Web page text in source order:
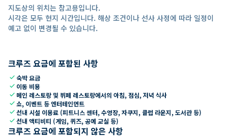
지도상의 위치는 참고용입니다.
시각은 모두 현지 시간입니다. 해상 조건이나 선사 사정에 따라 일정이
예고 없이 변경될 수 있습니다.
크루즈 요금에 포함된 사항
check숙박 요금
check 이동 비용
check 메인 레스토랑 및 뷔페 레스토랑에서의 아침, 점심, 저녁 식사
check쇼, 이벤트 등 엔터테인먼트
check선내 시설 이용료 (피트니스 센터, 수영장, 자쿠지, 클럽 라운지, 도서관 등)
check선내 액티비티 (게임, 퀴즈, 공예 교실 등)
크루즈 요금에 포함되지 않은 사항